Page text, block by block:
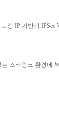
고정 IP 기반의 IPSec
는 스타링크 환경에